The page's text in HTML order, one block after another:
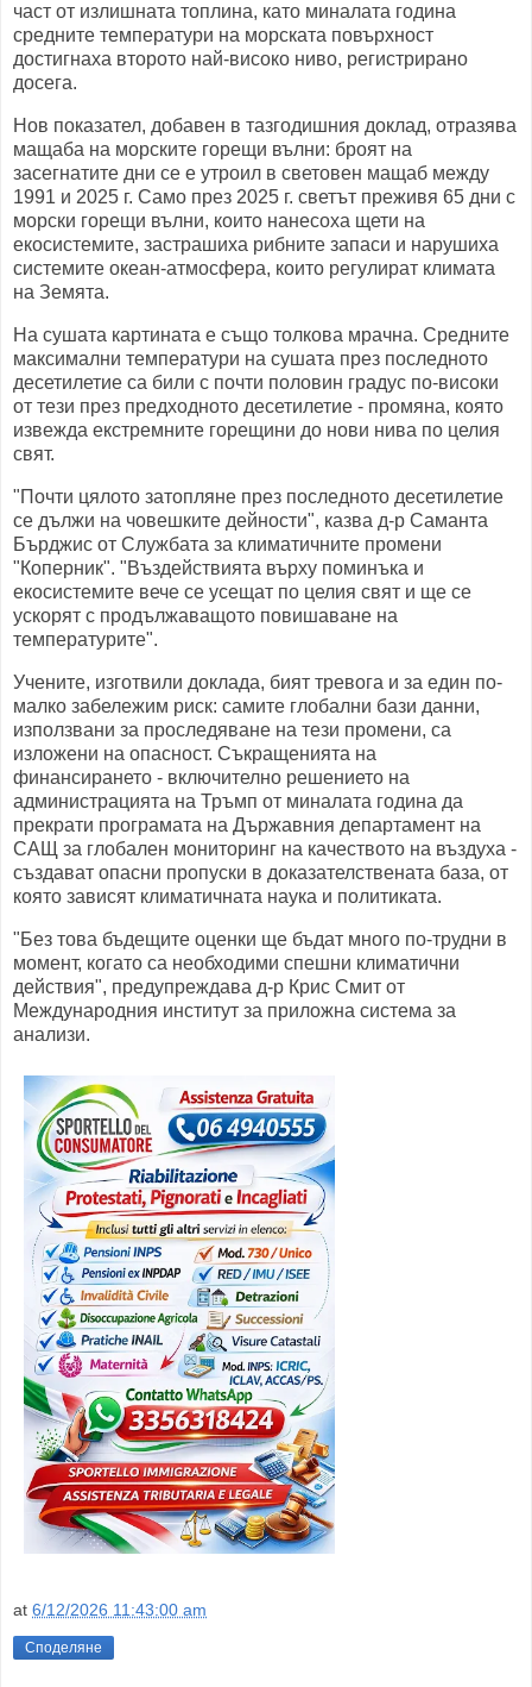
част от излишната топлина, като миналата година
средните температури на морската повърхност
достигнаха второто най-високо ниво, регистрирано
досега.
Нов показател, добавен в тазгодишния доклад, отразява
мащаба на морските горещи вълни: броят на
засегнатите дни се е утроил в световен мащаб между
1991 и 2025 г. Само през 2025 г. светът преживя 65 дни с
морски горещи вълни, които нанесоха щети на
екосистемите, застрашиха рибните запаси и нарушиха
системите океан-атмосфера, които регулират климата
на Земята.
На сушата картината е също толкова мрачна. Средните
максимални температури на сушата през последното
десетилетие са били с почти половин градус по-високи
от тези през предходното десетилетие - промяна, която
извежда екстремните горещини до нови нива по целия
свят.
"Почти цялото затопляне през последното десетилетие
се дължи на човешките дейности", казва д-р Саманта
Бърджис от Службата за климатичните промени
"Коперник". "Въздействията върху поминъка и
екосистемите вече се усещат по целия свят и ще се
ускорят с продължаващото повишаване на
температурите".
Учените, изготвили доклада, бият тревога и за един по-
малко забележим риск: самите глобални бази данни,
използвани за проследяване на тези промени, са
изложени на опасност. Съкращенията на
финансирането - включително решението на
администрацията на Тръмп от миналата година да
прекрати програмата на Държавния департамент на
САЩ за глобален мониторинг на качеството на въздуха -
създават опасни пропуски в доказателствената база, от
която зависят климатичната наука и политиката.
"Без това бъдещите оценки ще бъдат много по-трудни в
момент, когато са необходими спешни климатични
действия", предупреждава д-р Крис Смит от
Международния институт за приложна система за
анализи.
at 6/12/2026 11:43:00 am
Споделяне